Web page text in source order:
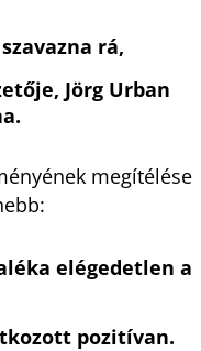
rá,
Jörg Urban
megítélése
elégedetlen a
pozitívan.